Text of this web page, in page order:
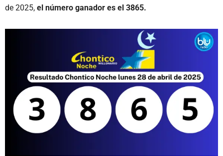
de 2025, el número ganador es el 3865.